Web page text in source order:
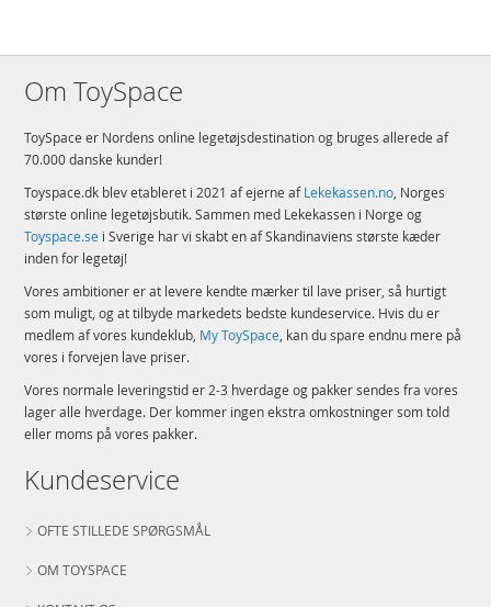
Om ToySpace
ToySpace er Nordens online legetøjsdestination og bruges allerede af
70.000 danske kunder!
Toyspace.dk blev etableret i 2021 af ejerne afLekekassen.no , Norges
største online legetøjsbutik. Sammen med Lekekassen i Norge og
Toyspace.se i Sverige har vi skabt en af Skandinaviens største kæder
inden for legetøj!
Vores ambitioner er at levere kendte mærker til lave priser, så hurtigt
som muligt, og at tilbyde markedets bedste kundeservice. Hvis du er
medlem af vores kundeklub, My ToySpace , kan du spare endnu mere på
vores i forvejen lave priser.
Vores normale leveringstid er 2-3 hverdage og pakker sendes fra vores
lager alle hverdage. Der kommer ingen ekstra omkostninger som told
eller moms på vores pakker.
Kundeservice
OFTE STILLEDE SPØRGSMÅL
OM TOYSPACE